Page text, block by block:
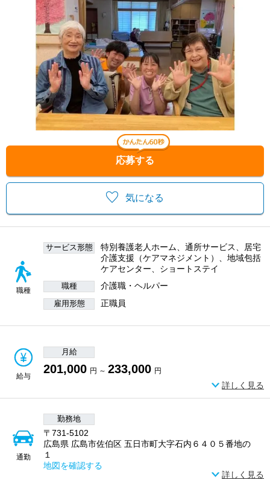
気になる
応募する
職種
サービス形態
特別養護老人ホーム、通所サービス、居宅
介護支援（ケアマネジメント）、地域包括
ケアセンター、ショートステイ
職種 介護職・ヘルパー
雇用形態 正職員
給与
月給
201,000 円 ～ 233,000 円
詳しく見る
通勤
勤務地
〒731-5102
広島県 広島市佐伯区 五日市町大字石内６４０５番地の
１
地図を確認する
詳しく見る